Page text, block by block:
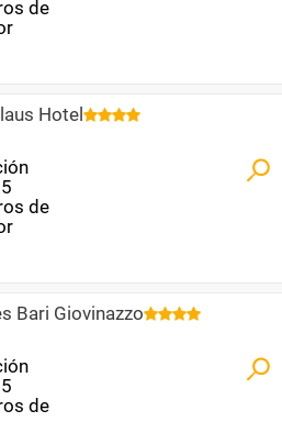
Hotel
Bari Giovinazzo